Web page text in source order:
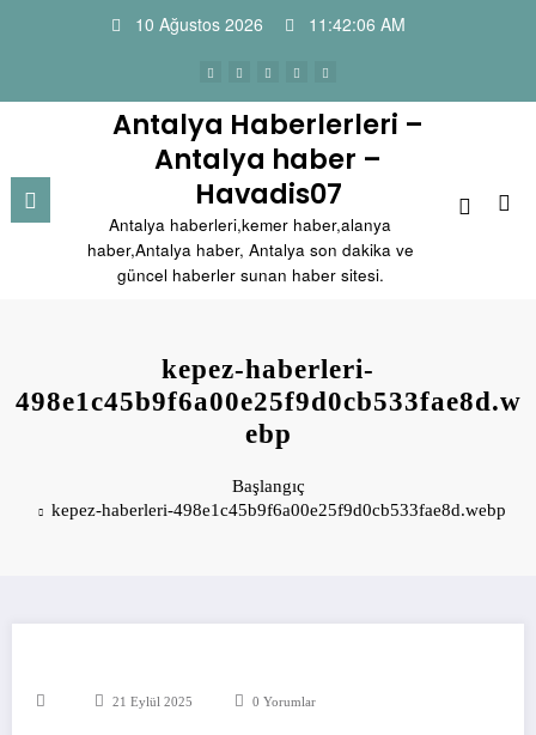
10 Ağustos 2026 11:42:06 AM
Antalya Haberlerleri –
Antalya haber –
Havadis07
Antalya haberleri,kemer haber,alanya
haber,Antalya haber, Antalya son dakika ve
güncel haberler sunan haber sitesi.
kepez-haberleri-
498e1c45b9f6a00e25f9d0cb533fae8d.w
ebp
Başlangıç
kepez-haberleri-498e1c45b9f6a00e25f9d0cb533fae8d.webp
21 Eylül 2025 0 Yorumlar